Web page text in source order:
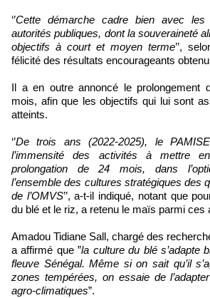
‘’Cette démarche cadre bien avec les
autorités publiques, dont la souveraineté
objectifs à court et moyen terme’’,
félicité des résultats encourageants
Il a en outre annoncé le prolongement
mois, afin que les objectifs qui lui sont
atteints.
‘’De trois ans (2022-2025), le
l’immensité des activités à mettre
prolongation de 24 mois, dans
l’ensemble des cultures stratégiques des
de l’OMVS’’, a-t-il indiqué, notant que
du blé et le riz, a retenu le maïs parmi ces
Amadou Tidiane Sall, chargé des
a affirmé que ”la culture du blé s’adapte
fleuve Sénégal. Même si on sait qu’il
zones tempérées, on essaie de
agro-climatiques”.